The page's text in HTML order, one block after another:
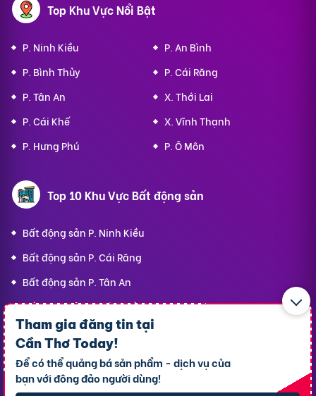
Tham gia đăng tin tại
Cần Thơ Today!
Để có thể quảng bá sản phẩm - dịch vụ của
bạn với đông đảo người dùng!
Top Khu Vực Nổi Bật
P. Ninh Kiều
P. An Bình
P. Bình Thủy
P. Cái Răng
P. Tân An
X. Thới Lai
P. Cái Khế
X. Vĩnh Thạnh
P. Hưng Phú
P. Ô Môn
Top 10 Khu Vực Bất động sản
Bất động sản P. Ninh Kiều
Bất động sản P. Cái Răng
Bất động sản P. Tân An
Bất động sản P. Cái Khế
Bất động sản P. Bình Thủy
Bất động sản P. Long Tuyền
Bất động sản P. Hưng Phú